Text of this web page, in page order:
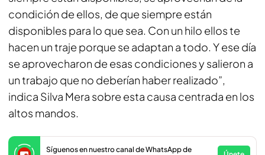
condición de ellos, de que siempre están
disponibles para lo que sea. Con un hilo ellos te
hacen un traje porque se adaptan a todo. Y ese día
se aprovecharon de esas condiciones y salieron a
un trabajo que no deberían haber realizado”,
indica Silva Mera sobre esta causa centrada en los
altos mandos.
Síguenos en nuestro canal de WhatsApp de